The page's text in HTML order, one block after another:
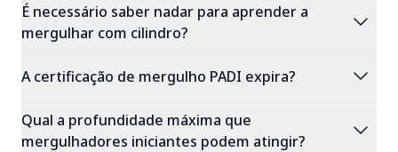
É necessário saber nadar para aprender a
mergulhar com cilindro?
expand_more
A certificação de mergulho PADI expira? expand_more
Qual a profundidade máxima que
mergulhadores iniciantes podem atingir?
expand_more